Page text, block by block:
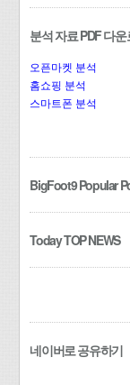
분석 자료 PDF 다
오픈마켓 분석
홈쇼핑 분석
스마트폰 분석
BigFoot9 Popular
Today TOP NEWS
네이버로 공유하기